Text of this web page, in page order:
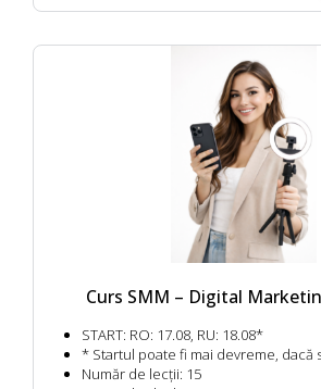
Curs SMM – Digital
START: RO: 17.08, RU: 18.08*
* Startul poate fi mai devreme, dacă
Număr de lecții: 15